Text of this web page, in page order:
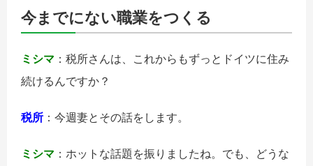
今までにない職業をつくる
ミシマ ：税所さんは、これからもずっとドイツに住み
続けるんですか？
税所 ：今週妻とその話をします。
ミシマ ：ホットな話題を振りましたね。でも、どうな